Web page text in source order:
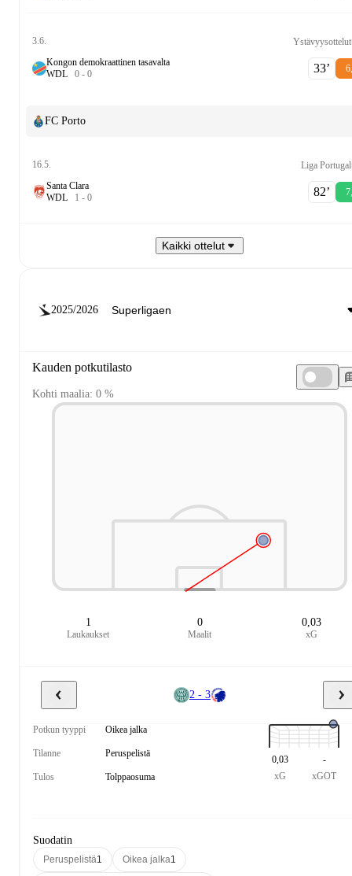
3.6.
Ystävyysottelut
Kongon demokraattinen tasavalta
WDL 0 - 0 33‎’‎
FC Porto
16.5.
Liga Portugal
Santa Clara
WDL 1 - 0 82‎’‎
Kaikki ottelut
2025/2026
Kauden potkutilasto
Kohti maalia: 0 %
1
Laukaukset
0
Maalit
0,03
xG
2 - 3
Potkun tyyppi Oikea jalka
Tilanne Peruspelistä
Tulos Tolppaosuma
0,03
xG
-
xGOT
Suodatin
Peruspelistä1 Oikea jalka1